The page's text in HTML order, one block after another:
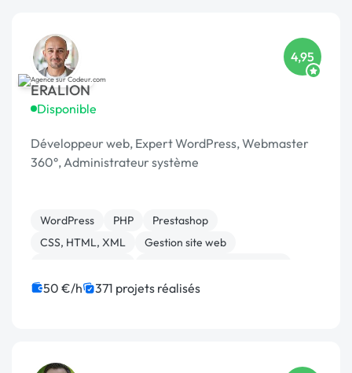
ERALION
Disponible
4,95
Développeur web, Expert WordPress, Webmaster
360°, Administrateur système
WordPress PHP
Prestashop
CSS, HTML, XML
Gestion site web
Admin système, sécurité
JavaScript
50 €/h 371 projets réalisés